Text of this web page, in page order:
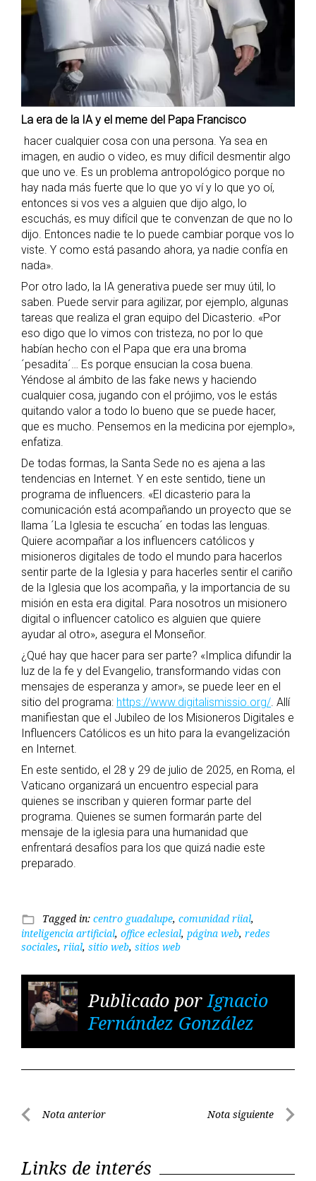
La era de la IA y el meme del Papa Francisco
hacer cualquier cosa con una persona. Ya sea en
imagen, en audio o video, es muy difícil desmentir algo
que uno ve. Es un problema antropológico porque no
hay nada más fuerte que lo que yo ví y lo que yo oí,
entonces si vos ves a alguien que dijo algo, lo
escuchás, es muy difícil que te convenzan de que no lo
dijo. Entonces nadie te lo puede cambiar porque vos lo
viste. Y como está pasando ahora, ya nadie confía en
nada».
Por otro lado, la IA generativa puede ser muy útil, lo
saben. Puede servir para agilizar, por ejemplo, algunas
tareas que realiza el gran equipo del Dicasterio. «Por
eso digo que lo vimos con tristeza, no por lo que
habían hecho con el Papa que era una broma
´pesadita´… Es porque ensucian la cosa buena.
Yéndose al ámbito de las fake news y haciendo
cualquier cosa, jugando con el prójimo, vos le estás
quitando valor a todo lo bueno que se puede hacer,
que es mucho. Pensemos en la medicina por ejemplo»,
enfatiza.
De todas formas, la Santa Sede no es ajena a las
tendencias en Internet. Y en este sentido, tiene un
programa de influencers. «El dicasterio para la
comunicación está acompañando un proyecto que se
llama ´La Iglesia te escucha´ en todas las lenguas.
Quiere acompañar a los influencers católicos y
misioneros digitales de todo el mundo para hacerlos
sentir parte de la Iglesia y para hacerles sentir el cariño
de la Iglesia que los acompaña, y la importancia de su
misión en esta era digital. Para nosotros un misionero
digital o influencer catolico es alguien que quiere
ayudar al otro», asegura el Monseñor.
¿Qué hay que hacer para ser parte? «Implica difundir la
luz de la fe y del Evangelio, transformando vidas con
mensajes de esperanza y amor», se puede leer en el
sitio del programa: https://www.digitalismissio.org/. Allí
manifiestan que el Jubileo de los Misioneros Digitales e
Influencers Católicos es un hito para la evangelización
en Internet.
En este sentido, el 28 y 29 de julio de 2025, en Roma, el
Vaticano organizará un encuentro especial para
quienes se inscriban y quieren formar parte del
programa. Quienes se sumen formarán parte del
mensaje de la iglesia para una humanidad que
enfrentará desafíos para los que quizá nadie este
preparado.
folder_open Tagged in: centro guadalupe, comunidad riial,
inteligencia artificial, office eclesial, página web, redes
sociales, riial, sitio web, sitios web
Publicado porIgnacio
Fernández González
Navegación
Nota anterior Nota siguiente
Links de interés